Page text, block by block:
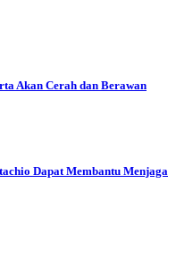
Akan Cerah dan Berawan
Dapat Membantu Menjaga